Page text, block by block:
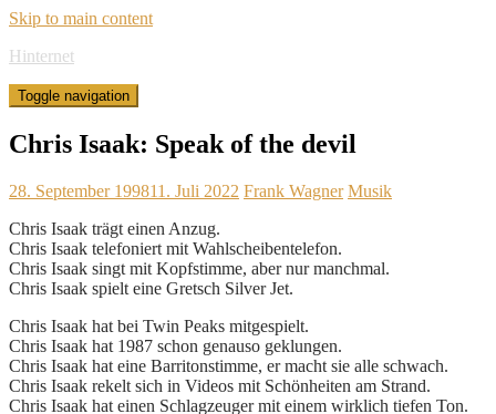
Skip to main content
Hinternet
Toggle navigation
Chris Isaak: Speak of the devil
28. September 199811. Juli 2022 Frank Wagner Musik
Chris Isaak trägt einen Anzug.
Chris Isaak telefoniert mit Wahlscheibentelefon.
Chris Isaak singt mit Kopfstimme, aber nur manchmal.
Chris Isaak spielt eine Gretsch Silver Jet.
Chris Isaak hat bei Twin Peaks mitgespielt.
Chris Isaak hat 1987 schon genauso geklungen.
Chris Isaak hat eine Barritonstimme, er macht sie alle schwach.
Chris Isaak rekelt sich in Videos mit Schönheiten am Strand.
Chris Isaak hat einen Schlagzeuger mit einem wirklich tiefen Ton.